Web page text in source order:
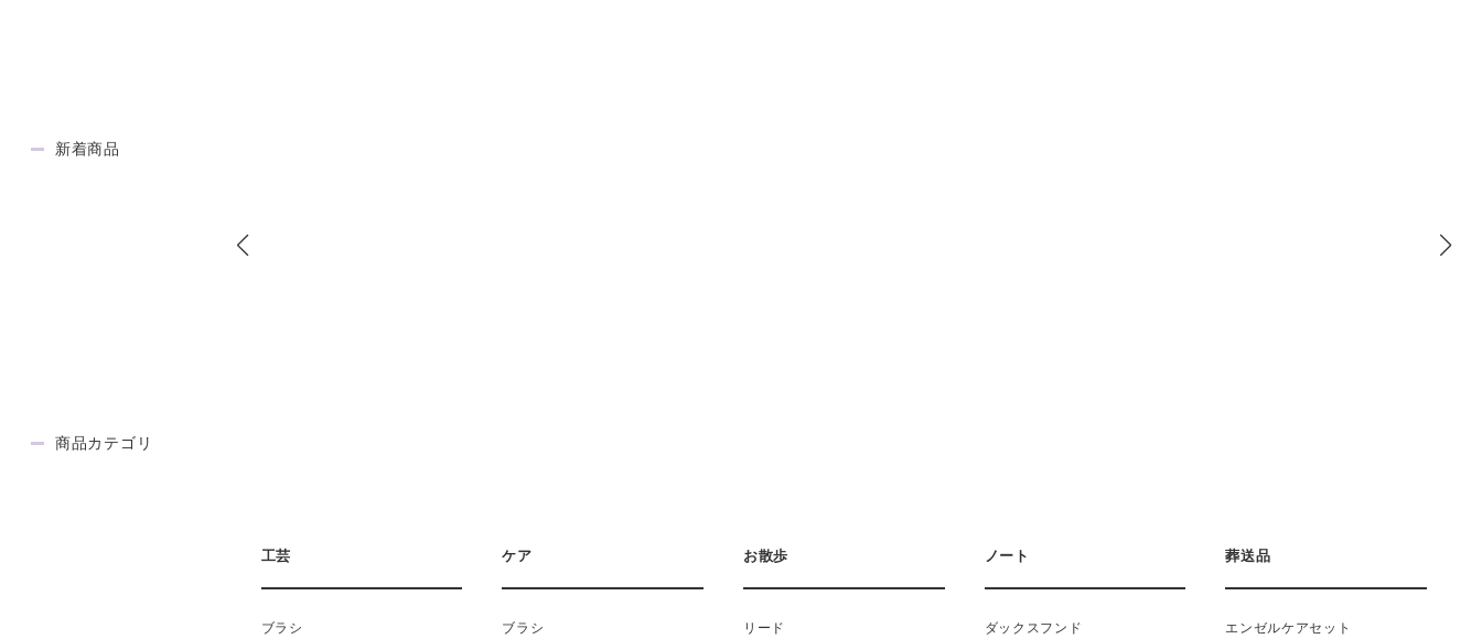
新着商品
商品カテゴリ
工芸
ブラシ
ケア
ブラシ
お散歩
リード
ノート
ダックスフンド
葬送品
エンゼルケアセット